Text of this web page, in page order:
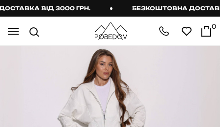
ВІД 3000 ГРН. БЕЗКОШТОВНА ДОСТАВКА
0